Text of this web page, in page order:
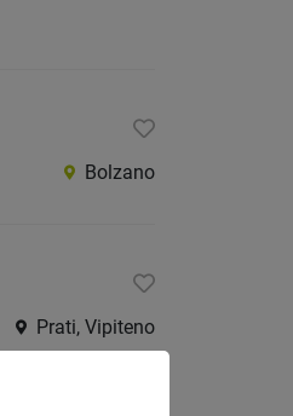
Bolzano
Prati, Vipiteno